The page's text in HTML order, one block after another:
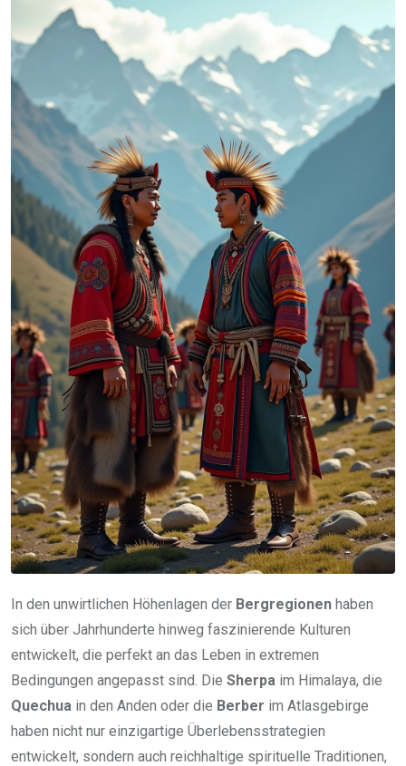
In den unwirtlichen Höhenlagen der Bergregionen haben
sich über Jahrhunderte hinweg faszinierende Kulturen
entwickelt, die perfekt an das Leben in extremen
Bedingungen angepasst sind. Die Sherpa im Himalaya, die
Quechua in den Anden oder die Berber im Atlasgebirge
haben nicht nur einzigartige Überlebensstrategien
entwickelt, sondern auch reichhaltige spirituelle Traditionen,